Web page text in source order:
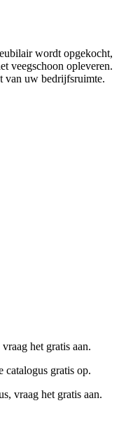
wordt opgekocht,
veegschoon opleveren.
van uw bedrijfsruimte.
het gratis aan.
gratis op.